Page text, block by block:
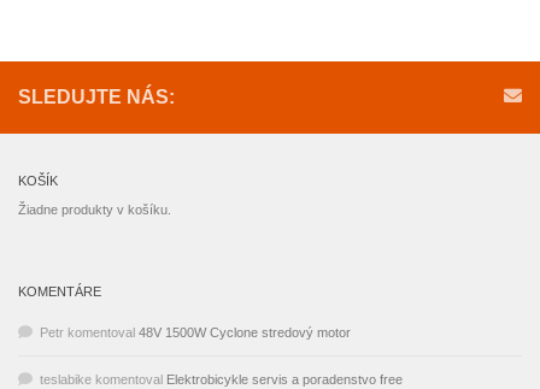
SLEDUJTE NÁS:
KOŠÍK
Žiadne produkty v košíku.
KOMENTÁRE
Petr komentoval 48V 1500W Cyclone stredový motor
teslabike komentoval Elektrobicykle servis a poradenstvo free